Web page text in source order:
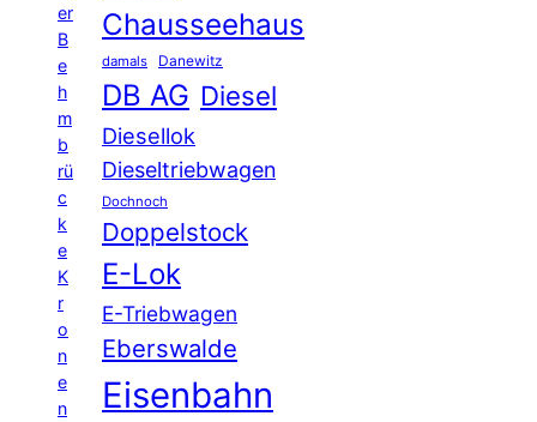
er
B
e
h
m
b
rü
c
k
e
K
r
o
n
e
n
Chausseehaus
damals Danewitz
DB AG Diesel
Diesellok
Dieseltriebwagen
Dochnoch
Doppelstock
E-Lok
E-Triebwagen
Eberswalde
Eisenbahn